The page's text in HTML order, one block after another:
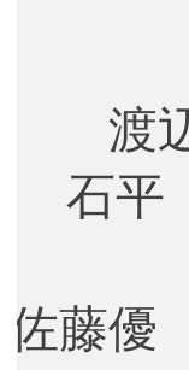
渡
石平
佐藤優